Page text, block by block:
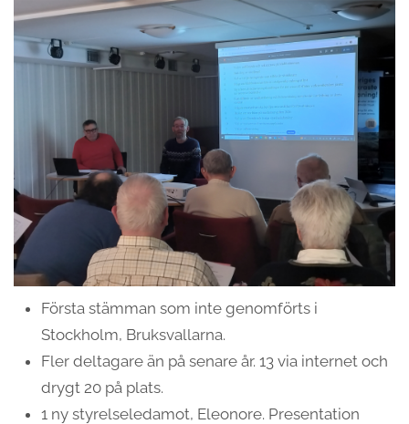
Första stämman som inte genomförts i
Stockholm, Bruksvallarna.
Fler deltagare än på senare år. 13 via internet och
drygt 20 på plats.
1 ny styrelseledamot, Eleonore. Presentation